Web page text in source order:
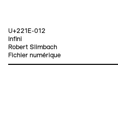
U+221E-012
Infini
Robert Slimbach
Fichier numérique